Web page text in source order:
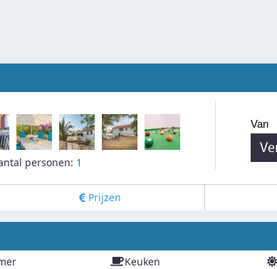
personen: 1
Van
Prijzen
Keuken